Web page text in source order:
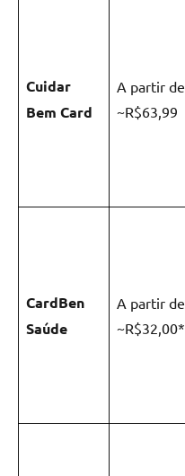
Cuidar
Bem Card
A partir de
~R$63,99
CardBen
Saúde
A partir de
~R$32,00*